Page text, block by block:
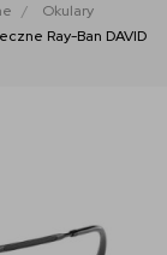
Okulary
Ray-Ban DAVID